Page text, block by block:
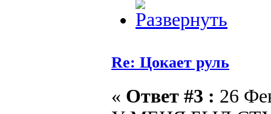
Re: Цокает руль
« Ответ #3 : 26